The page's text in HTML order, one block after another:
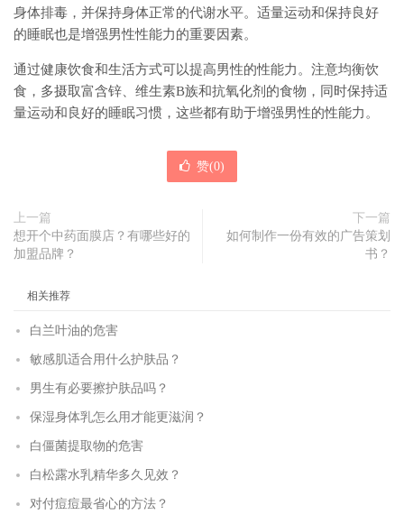
身体排毒，并保持身体正常的代谢水平。适量运动和保持良好
的睡眠也是增强男性性能力的重要因素。
通过健康饮食和生活方式可以提高男性的性能力。注意均衡饮
食，多摄取富含锌、维生素B族和抗氧化剂的食物，同时保持适
量运动和良好的睡眠习惯，这些都有助于增强男性的性能力。
赞(0)
上一篇
想开个中药面膜店？有哪些好的
加盟品牌？
下一篇
如何制作一份有效的广告策划
书？
相关推荐
白兰叶油的危害
敏感肌适合用什么护肤品？
男生有必要擦护肤品吗？
保湿身体乳怎么用才能更滋润？
白僵菌提取物的危害
白松露水乳精华多久见效？
对付痘痘最省心的方法？